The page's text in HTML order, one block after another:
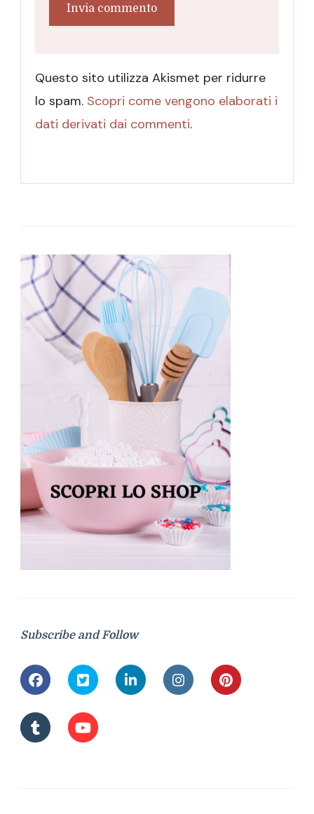
Questo sito utilizza Akismet per ridurre
lo spam. Scopri come vengono elaborati i
dati derivati dai commenti.
Subscribe and Follow